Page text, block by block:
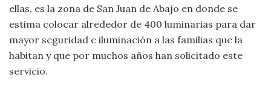
ellas, es la zona de San Juan de Abajo en donde se
estima colocar alrededor de 400 luminarias para dar
mayor seguridad e iluminación a las familias que la
habitan y que por muchos años han solicitado este
servicio.